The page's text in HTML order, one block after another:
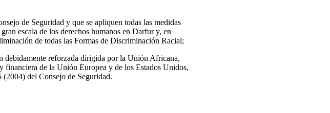
de Seguridad y que se apliquen todas las medidas
escala de los derechos humanos en Darfur y, en
de todas las Formas de Discriminación Racial;
debidamente reforzada dirigida por la Unión Africana,
financiera de la Unión Europea y de los Estados Unidos,
del Consejo de Seguridad.